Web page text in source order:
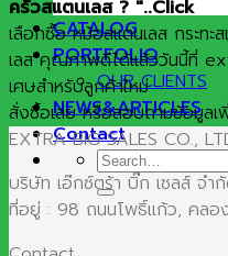
CATALOG
PORTFOLIO
OUR CLIENTS
NEWS&ARTICLES
Contact
Search
for:
ครัวสแตนเลส ? "..Click
เลือกซื้อ หม้อสแตนเลส กระท
เลส คุณภาพดีได้แล้ววันนี้ที่
เศษสำหรับลูกค้าใหม่
สั่งซื้อเลย หรือสอบถามข้อมูล
EXTRA BIG SALES CO.,
บริษัท เอ๊กซ์ตร้า บิ๊ก เซลส์ จำ
ที่อยู่ : 98 ถนนโพธิ์แก้ว, คลอ